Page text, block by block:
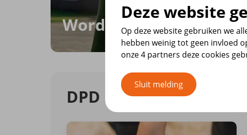
Word lid van DPD
DPD nieuws
Deze website
Op deze website gebruiken we
hebben weinig tot geen invloed
onze 4 partners deze cookies
Sluit melding